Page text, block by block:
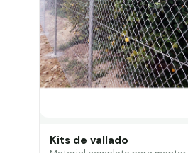
Kits de vallado